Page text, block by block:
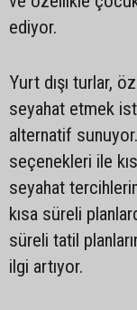
ediyor.
Yurt dışı turlar,
seyahat etmek
alternatif
seçenekleri ile
seyahat
kısa süreli
süreli tatil
ilgi artıyor.